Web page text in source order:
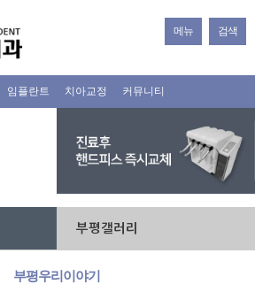
메뉴 검색
임플란트 치아교정 커뮤니티
부평갤러리
부평우리이야기